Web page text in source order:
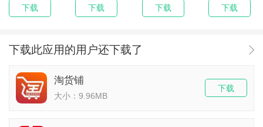
下载 下载 下载 下载
下载此应用的用户还下载了
淘货铺
大小：9.96MB
下载